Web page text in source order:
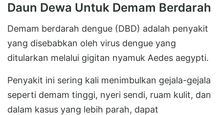
Daun Dewa Untuk Demam Berdarah
Demam berdarah dengue (DBD) adalah penyakit
yang disebabkan oleh virus dengue yang
ditularkan melalui gigitan nyamuk Aedes aegypti.
Penyakit ini sering kali menimbulkan gejala-gejala
seperti demam tinggi, nyeri sendi, ruam kulit, dan
dalam kasus yang lebih parah, dapat